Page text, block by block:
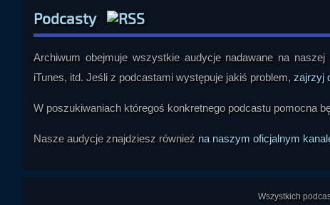
Podcasty
Archiwum obejmuje wszystkie audycje nadawane na
iTunes, itd. Jeśli z podcastami występuje jakiś problem, zajrzyj
W poszukiwaniach któregoś konkretnego podcastu pomocna
Nasze audycje znajdziesz również na naszym oficjalnym
Wszystkich